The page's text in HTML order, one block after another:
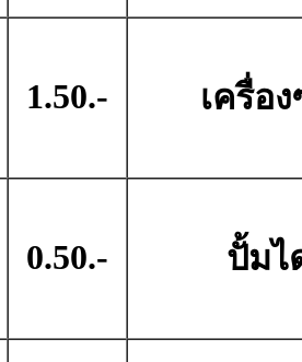
1.50.- เครื่อ
0.50.- ปั้มไ